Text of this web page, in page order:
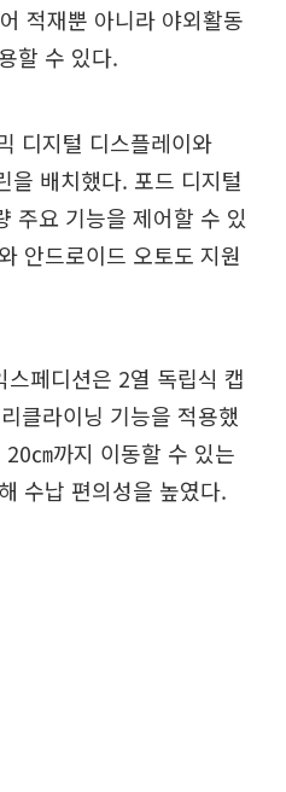
적재뿐 아니라 야외활동
할 수 있다.
디지털 디스플레이와
을 배치했다. 포드 디지털
주요 기능을 제어할 수 있
안드로이드 오토도 지원
페디션은 2열 독립식 캡
클라이닝 기능을 적용했
㎝까지 이동할 수 있는
수납 편의성을 높였다.